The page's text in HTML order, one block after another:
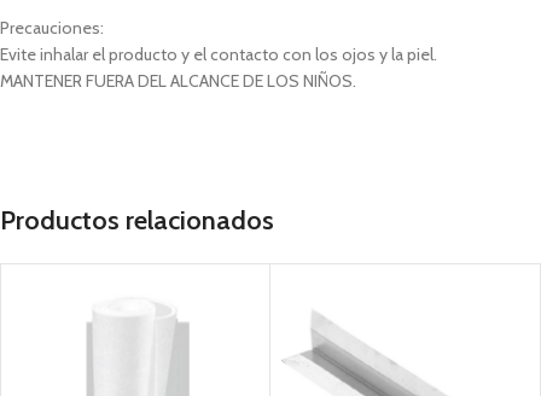
Precauciones:
Evite inhalar el producto y el contacto con los ojos y la piel.
MANTENER FUERA DEL ALCANCE DE LOS NIÑOS.
Productos relacionados